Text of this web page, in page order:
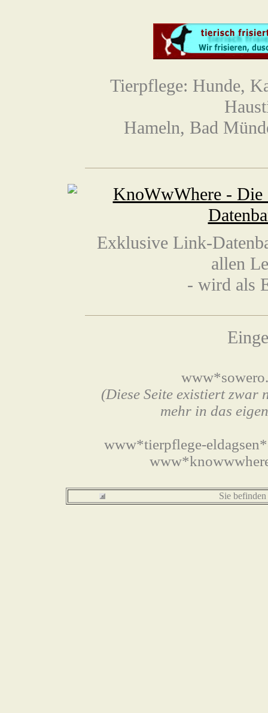
Tierpflege: Hunde,
Hameln, Bad
Exklusive Link-
allen
- wird als
(Diese Seite existiert zwar
mehr in das
www*tierpflege-
Sie